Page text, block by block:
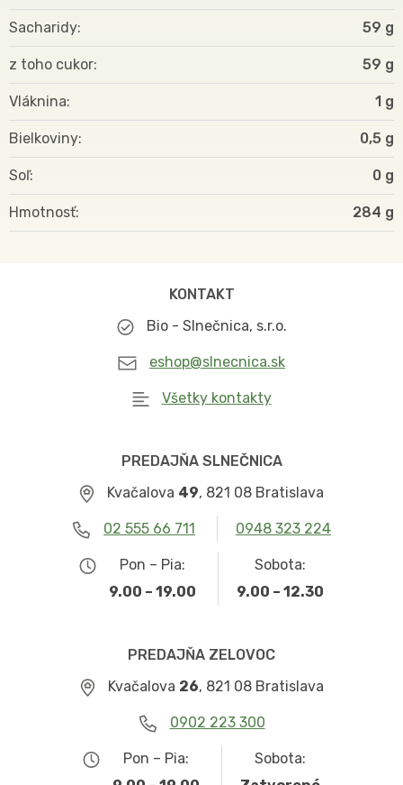
Sacharidy 59 g
z toho cukor 59 g
Vláknina 1 g
Bielkoviny 0,5 g
Soľ 0 g
Hmotnosť 284
KONTAKT
Bio - Slnečnica, s.r.o.
eshop@slnecnica.sk
Všetky kontakty
PREDAJŇA SLNEČNICA
Kvačalova 49, 821 08 Bratislava
02 555 66 711 0948 323 224
Pon – Pia:
9.00 – 19.00
Sobota:
9.00 – 12.30
PREDAJŇA ZELOVOC
Kvačalova 26, 821 08 Bratislava
0902 223 300
Pon – Pia:
Sobota: